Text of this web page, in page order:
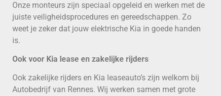
Onze monteurs zijn speciaal opgeleid en werken met de
juiste veiligheidsprocedures en gereedschappen. Zo
weet je zeker dat jouw elektrische Kia in goede handen
is.
Ook voor Kia lease en zakelijke rijders
Ook zakelijke rijders en Kia leaseauto’s zijn welkom bij
Autobedrijf van Rennes. Wij werken samen met grote